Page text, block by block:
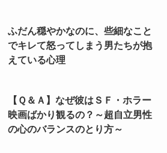
ふだん穏やかなのに、些細なこと
でキレて怒ってしまう男たちが抱
えている心理
【Ｑ＆Ａ】なぜ彼はＳＦ・ホラー
映画ばかり観るの？～超自立男性
の心のバランスのとり方～